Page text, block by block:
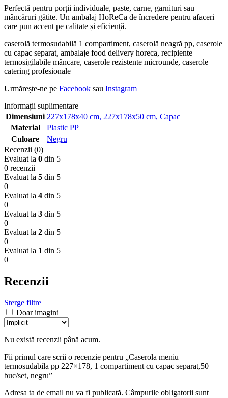
Perfectă pentru porții individuale, paste, carne, garnituri sau
mâncăruri gătite. Un ambalaj HoReCa de încredere pentru afaceri
care pun accent pe calitate și eficiență.
caserolă termosudabilă 1 compartiment, caserolă neagră pp, caserole
cu capac separat, ambalaje food delivery horeca, recipiente
termosigilabile mâncare, caserole rezistente microunde, caserole
catering profesionale
Urmărește-ne pe Facebook sau Instagram
Informații suplimentare
Dimensiuni 227x178x40 cm, 227x178x50 cm, Capac
Material
Plastic PP
Culoare
Negru
Recenzii (0)
Evaluat la 0 din 5
0 recenzii
Evaluat la 5 din 5
0
Evaluat la 4 din 5
0
Evaluat la 3 din 5
0
Evaluat la 2 din 5
0
Evaluat la 1 din 5
0
Recenzii
Sterge filtre
Doar imagini
Nu există recenzii până acum.
Fii primul care scrii o recenzie pentru „Caserola meniu
termosudabila pp 227×178, 1 compartiment cu capac separat,50
buc/set, negru”
Adresa ta de email nu va fi publicată. Câmpurile obligatorii sunt